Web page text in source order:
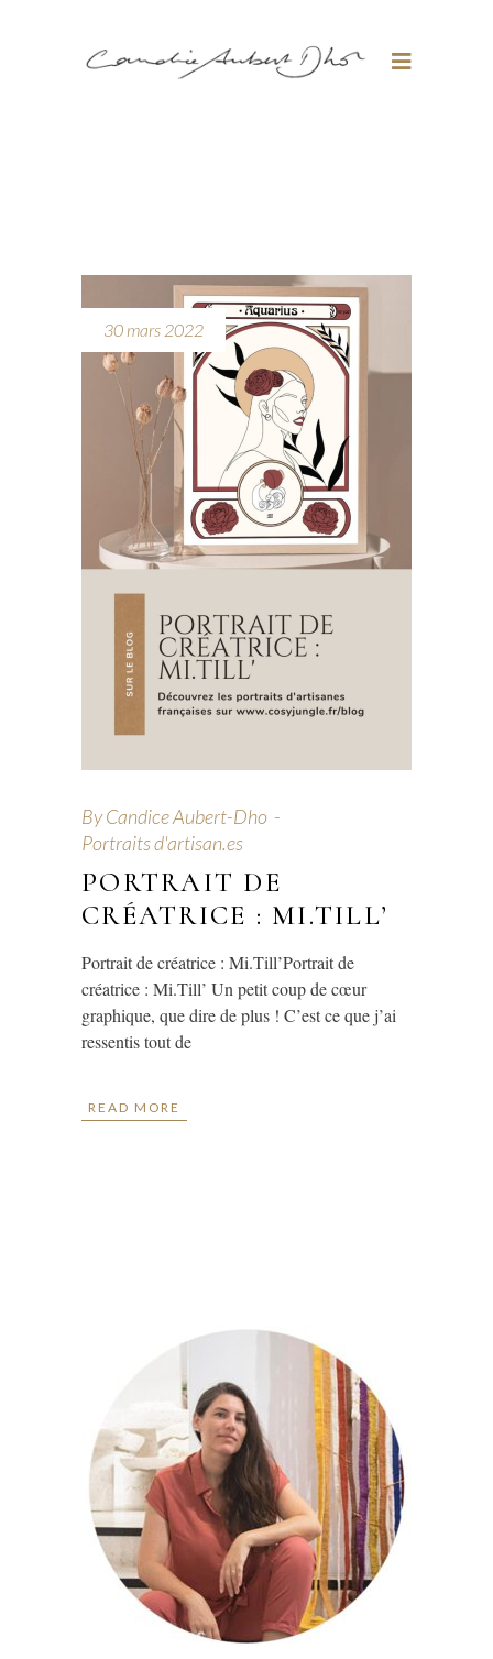
30 mars 2022
ByCandice Aubert-Dho
Portraits d'artisan.es
PORTRAIT DE
CRÉATRICE : MI.TILL’
Portrait de créatrice : Mi.Till’Portrait de
créatrice : Mi.Till’ Un petit coup de cœur
graphique, que dire de plus ! C’est ce que j’ai
ressentis tout de
READ MORE